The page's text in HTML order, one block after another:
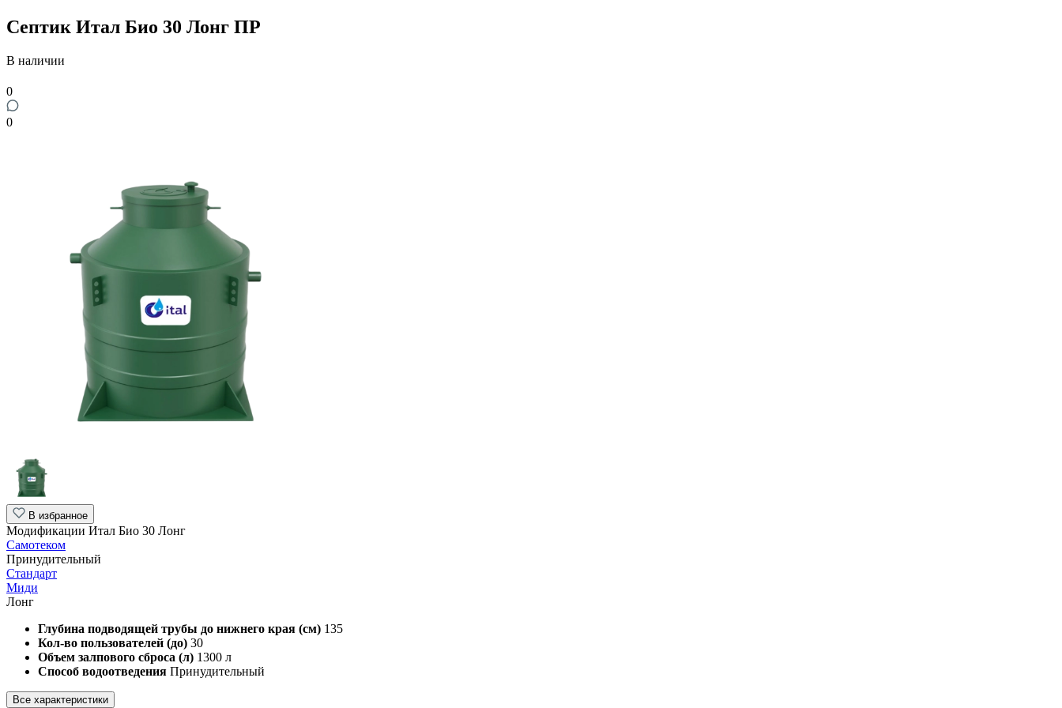
Септик Итал Био 30 Лонг ПР
В наличии
0
0
В избранное
Модификации Итал Био 30 Лонг
Самотеком
Принудительный
Стандарт
Миди
Лонг
Глубина подводящей трубы до нижнего края (см) 135
Кол-во пользователей (до) 30
Объем залпового сброса (л) 1300 л
Способ водоотведения Принудительный
Все характеристики